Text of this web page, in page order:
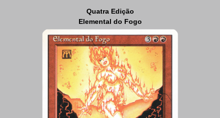
Quatra Edição
Elemental do Fogo